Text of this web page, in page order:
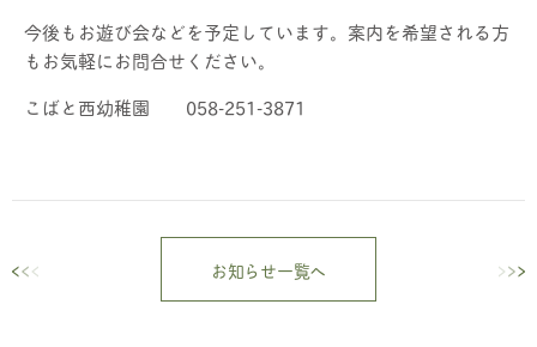
今後もお遊び会などを予定しています。案内を希望される方
もお気軽にお問合せください。
こばと西幼稚園 058-251-3871
お知らせ一覧へ